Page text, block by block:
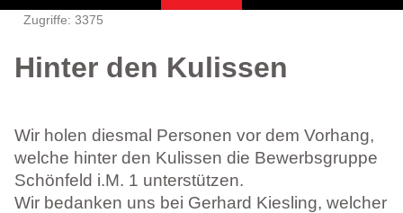
Zugriffe: 3375
Hinter den Kulissen
Wir holen diesmal Personen vor dem Vorhang,
welche hinter den Kulissen die Bewerbsgruppe
Schönfeld i.M. 1 unterstützen.
Wir bedanken uns bei Gerhard Kiesling, welcher